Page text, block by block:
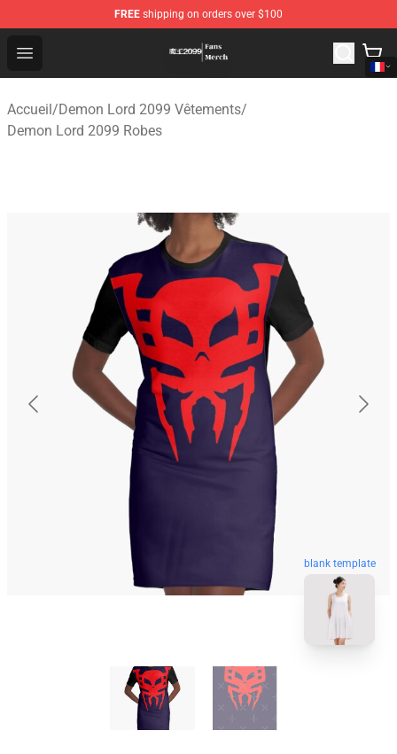
FREE shipping on orders over $100
Open menu
Demon Lord 2099 Store - Official Demon Lord 2099
Accueil/Demon Lord 2099 Vêtements/
Demon Lord 2099 Robes
blank template